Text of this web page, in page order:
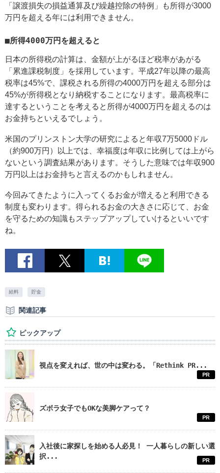
「譲渡損失の損益通算及び繰越控除の特例」も所得が3000
万円を超える年には利用できません。
■所得4000万円を超えると
日本の所得税の計算は、金額が上がるほど税率があがる
「累進課税制度」を採用しています。平成27年以降の最高
税率は45%で、課税される所得の4000万円を超える部分は
45%が所得税となり納税することになります。最高税率に
達するということを考えると所得が4000万円を超えるのは
お金持ちといえるでしょう。
米国のプリンストン大学の研究によると年収7万5000ドル
（約900万円）以上では、幸福度は年収に比例しては上がら
ないという調査結果があります。そうした意味では年収900
万円以上はお金持ちと言えるのかもしれません。
今回みてきたように入ってくるお金が増えると利用できる
制度も変わります。得られるお金の大きさに応じて、お金
を守るための知識もステップアップしていけるといいです
ね。
給料 貯金
関連記事
ピックアップ
視点を変えれば、世の中は変わる。「Rethink PR...
PR
ズボラ女子でもOKな美脚ケアって？
PR
入社後に家探しを始める人必見！ 一人暮らしの新しい選
択...
PR